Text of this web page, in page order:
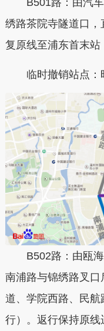
B501路：由汽
绣路茶院寺隧道口
复原线至浦东首末站
临时撤销站点：
B502路：由瓯
南浦路与锦绣路叉
道、学院西路、民
行）。返行保持原线